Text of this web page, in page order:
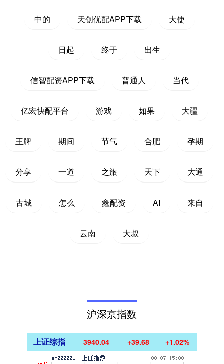
中的 天创优配APP下载 大使
日起 终于 出生
信智配资APP下载 普通人 当代
亿宏快配平台 游戏 如果 大疆
王牌 期间 节气 合肥 孕期
分享 一道 之旅 天下 大通
古城 怎么 鑫配资 AI 来自
云南 大叔
沪深京指数
上证综指 3940.04 +39.68 +1.02%